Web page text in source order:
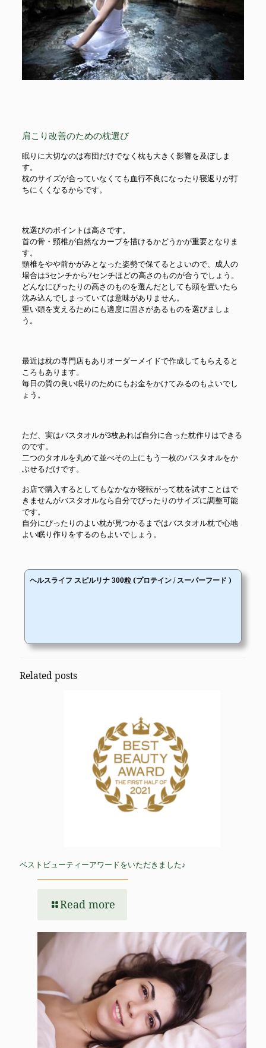
肩こり改善のための枕選び
眠りに大切なのは布団だけでなく枕も大きく影響を及ぼしま
す。
枕のサイズが合っていなくても血行不良になったり寝返りが打
ちにくくなるからです。
枕選びのポイントは高さです。
首の骨・頸椎が自然なカーブを描けるかどうかが重要となりま
す。
頸椎をやや前かがみとなった姿勢で保てるとよいので、成人の
場合は5センチから7センチほどの高さのものが合うでしょう。
どんなにぴったりの高さのものを選んだとしても頭を置いたら
沈み込んでしまっていては意味がありません。
重い頭を支えるためにも適度に固さがあるものを選びましょ
う。
最近は枕の専門店もありオーダーメイドで作成してもらえると
ころもあります。
毎日の質の良い眠りのためにもお金をかけてみるのもよいでし
ょう。
ただ、実はバスタオルが3枚あれば自分に合った枕作りはできる
のです。
二つのタオルを丸めて並べその上にもう一枚のバスタオルをか
ぶせるだけです。
お店で購入するとしてもなかなか寝転がって枕を試すことはで
きませんがバスタオルなら自分でぴったりのサイズに調整可能
です。
自分にぴったりのよい枕が見つかるまではバスタオル枕で心地
よい眠り作りをするのもよいでしょう。
ヘルスライフ スピルリナ 300粒 (プロテイン / スーパーフード )
Related posts
ベストビューティーアワードをいただきました♪
Read more